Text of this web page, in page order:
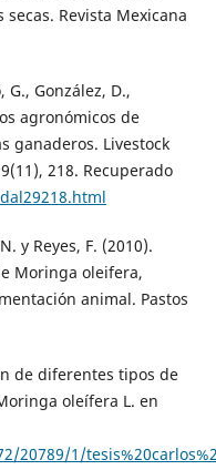
Revista Mexicana
G., González, D.,
agronómicos de
ganaderos. Livestock
218. Recuperado
y Reyes, F. (2010).
Moringa oleifera,
animal. Pastos
de diferentes tipos de
oleífera L. en
1/